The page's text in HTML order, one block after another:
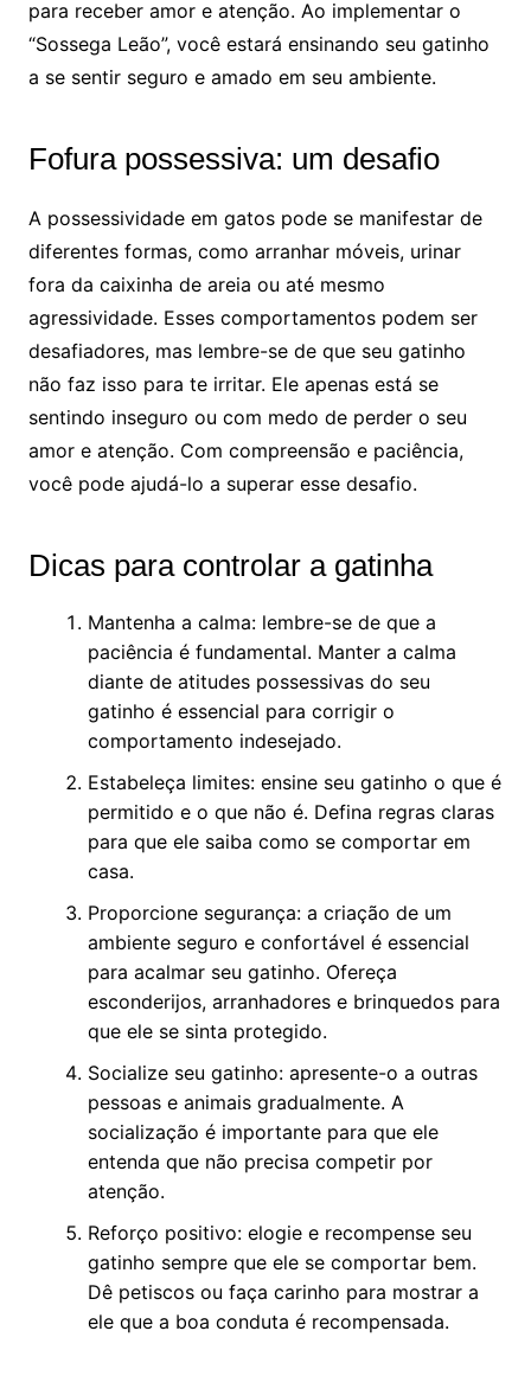
para receber amor e atenção. Ao implementar o
“Sossega Leão”, você estará ensinando seu gatinho
a se sentir seguro e amado em seu ambiente.
Fofura possessiva: um desafio
A possessividade em gatos pode se manifestar de
diferentes formas, como arranhar móveis, urinar
fora da caixinha de areia ou até mesmo
agressividade. Esses comportamentos podem ser
desafiadores, mas lembre-se de que seu gatinho
não faz isso para te irritar. Ele apenas está se
sentindo inseguro ou com medo de perder o seu
amor e atenção. Com compreensão e paciência,
você pode ajudá-lo a superar esse desafio.
Dicas para controlar a gatinha
Mantenha a calma: lembre-se de que a
paciência é fundamental. Manter a calma
diante de atitudes possessivas do seu
gatinho é essencial para corrigir o
comportamento indesejado.
Estabeleça limites: ensine seu gatinho o que é
permitido e o que não é. Defina regras claras
para que ele saiba como se comportar em
casa.
Proporcione segurança: a criação de um
ambiente seguro e confortável é essencial
para acalmar seu gatinho. Ofereça
esconderijos, arranhadores e brinquedos para
que ele se sinta protegido.
Socialize seu gatinho: apresente-o a outras
pessoas e animais gradualmente. A
socialização é importante para que ele
entenda que não precisa competir por
atenção.
Reforço positivo: elogie e recompense seu
gatinho sempre que ele se comportar bem.
Dê petiscos ou faça carinho para mostrar a
ele que a boa conduta é recompensada.